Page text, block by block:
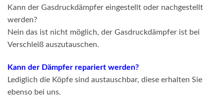
Kann der Gasdruckdämpfer eingestellt oder nachgestellt
werden?
Nein das ist nicht möglich, der Gasdruckdämpfer ist bei
Verschleiß auszutauschen.
Kann der Dämpfer repariert werden?
Lediglich die Köpfe sind austauschbar, diese erhalten Sie
ebenso bei uns.